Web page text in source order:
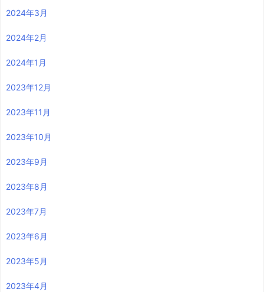
2024年3月
2024年2月
2024年1月
2023年12月
2023年11月
2023年10月
2023年9月
2023年8月
2023年7月
2023年6月
2023年5月
2023年4月